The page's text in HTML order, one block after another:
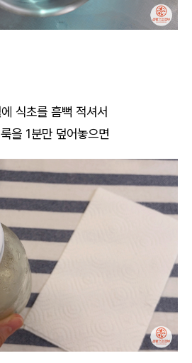
식초를 흠뻑 적셔서
을 1분만 덮어놓으면